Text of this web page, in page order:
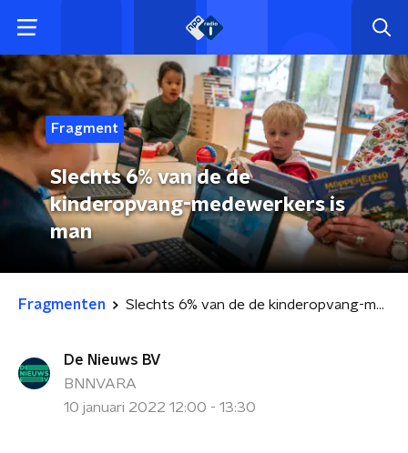
Fragment
Slechts 6% van de de
kinderopvang-medewerkers is
man
Fragmenten Slechts 6% van de de kinderopvang-medewerkers is man
De Nieuws BV
BNNVARA
10 januari 2022 12:00 - 13:30